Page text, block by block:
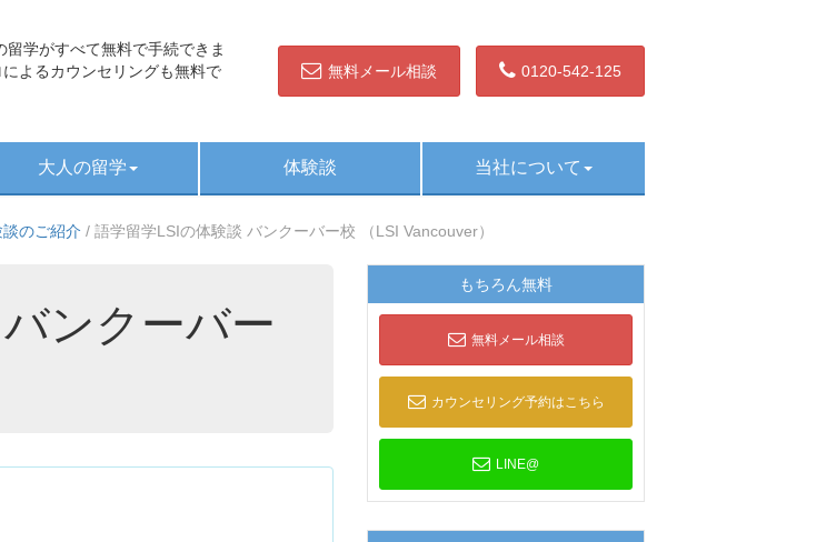
留学がすべて無料で手続できま
よるカウンセリングも無料で
無料メール相談 0120-542-125
大人の留学 体験談 当社について
のご紹介 / 語学留学LSIの体験談 バンクーバー校 （LSI Vancouver）
ンクーバー
もちろん無料
無料メール相談
カウンセリング予約はこちら
LINE@